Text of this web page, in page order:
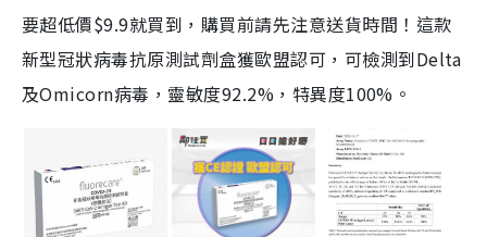
要超低價$9.9就買到，購買前請先注意送貨時間！這款
新型冠狀病毒抗原測試劑盒獲歐盟認可，可檢測到Delta
及Omicorn病毒，靈敏度92.2%，特異度100%。